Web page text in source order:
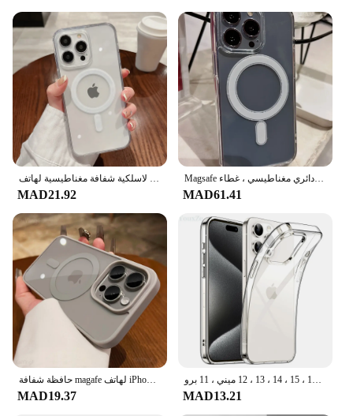
Design and Style: Sleek and modern, with a touch of
elegance
Usage and Purpose: Ideal for protecting and
organizing your iPhone 16
Typical Adaptive Scenario: Perfect for daily use,
travel, or as a stylish gift
Shape or Size or Weight or Quantity: Designed to fit
the iPhone 16 snugly, with additional compartments
for essentials
Features:
|Vendors|
**Unmatched Protection and Style**
Crafted from premium synthetic leather, the كفر
ايفون16 bag set offers a blend of durability and
sophistication. The sleek design complements the
iPhone 16's modern aesthetic, while the robust
material ensures your device is safeguarded against
scratches, bumps, and drops. The bag's compact size
makes it an ideal companion for daily use, fitting
seamlessly into your pocket or bag without adding
unnecessary bulk.
**Versatile and Functional Accessories**
حافظة شحن لاسلكية شفافة مغناطيسية لهاتف Magesafe لهاتف آيفون 11 12 13 14 15 16 Pro Max Plus Mini X 7 8 غطاء كمبيوتر مقاوم للصدمات
MAD21.92
Magsafe جراب هاتف دائري مغناطيسي ، غطاء Magsafe ، حافظات شفافة لهاتف iPhone 16 و 15 و 14 و 13 و 12 و 11 Pro Max و XS و XR و 7 و 8 Plus
MAD61.41
حافظة شفافة magafe لهاتف iPhone ، حافظات شحن لاسلكية مغناطيسية ، غطاء فاخر لهاتف iPhone 16 و 15 و 14 و 13 و 12 و 11 Pro و XS و XR Max و Mini و Plus
MAD19.37
حافظة سيليكون رفيعة للغاية لهاتف أيفون ، غطاء خلفي شفاف ، لين من البولي يورثين الحراري ، أيفون 16 ، 15 ، 14 ، 13 ، 12 ميني ، 11 برو ، XS ماكس ، XR ، X ، 7 ، 8 ، 6 S Plus ، SE ، من
MAD13.21